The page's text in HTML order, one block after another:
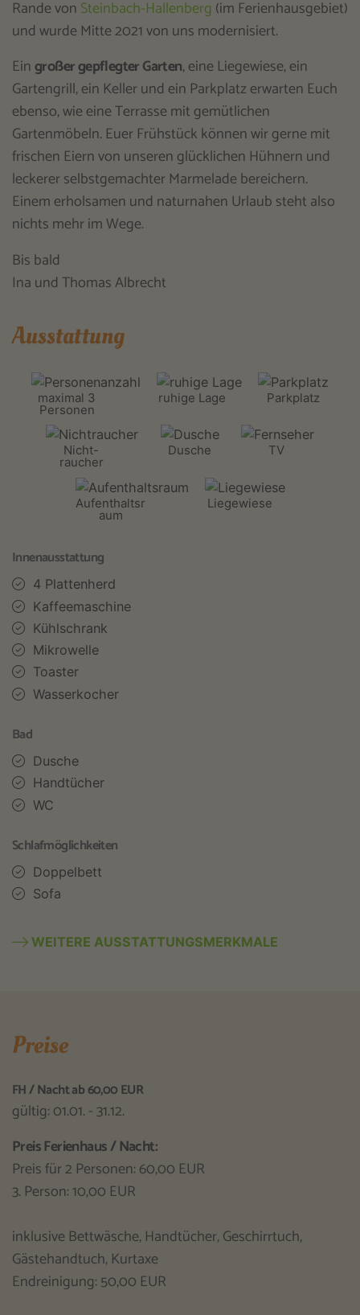
Rande von Steinbach-Hallenberg (im Ferienhausgebiet)
und wurde Mitte 2021 von uns modernisiert.
Eingroßer gepflegter Garten, eine Liegewiese, ein
Gartengrill, ein Keller und ein Parkplatz erwarten Euch
ebenso, wie eine Terrasse mit gemütlichen
Gartenmöbeln. Euer Frühstück können wir gerne mit
frischen Eiern von unseren glücklichen Hühnern und
leckerer selbstgemachter Marmelade bereichern.
Einem erholsamen und naturnahen Urlaub steht also
nichts mehr im Wege.
Bis bald
Ina und Thomas Albrecht
Ausstattung
maximal 3
Personen
ruhige Lage Parkplatz
Nicht-
raucher
Dusche TV
Aufenthaltsr
aum
Liegewiese
Innenausstattung
4 Plattenherd
Kaffeemaschine
Kühlschrank
Mikrowelle
Toaster
Wasserkocher
Bad
Dusche
Handtücher
WC
Schlafmöglichkeiten
Doppelbett
Sofa
WEITERE AUSSTATTUNGSMERKMALE
Preise
FH / Nacht ab 60,00 EUR
gültig: 01.01. - 31.12.
Preis Ferienhaus / Nacht:
Preis für 2 Personen: 60,00 EUR
3. Person: 10,00 EUR
inklusive Bettwäsche, Handtücher, Geschirrtuch,
Gästehandtuch, Kurtaxe
Endreinigung: 50,00 EUR